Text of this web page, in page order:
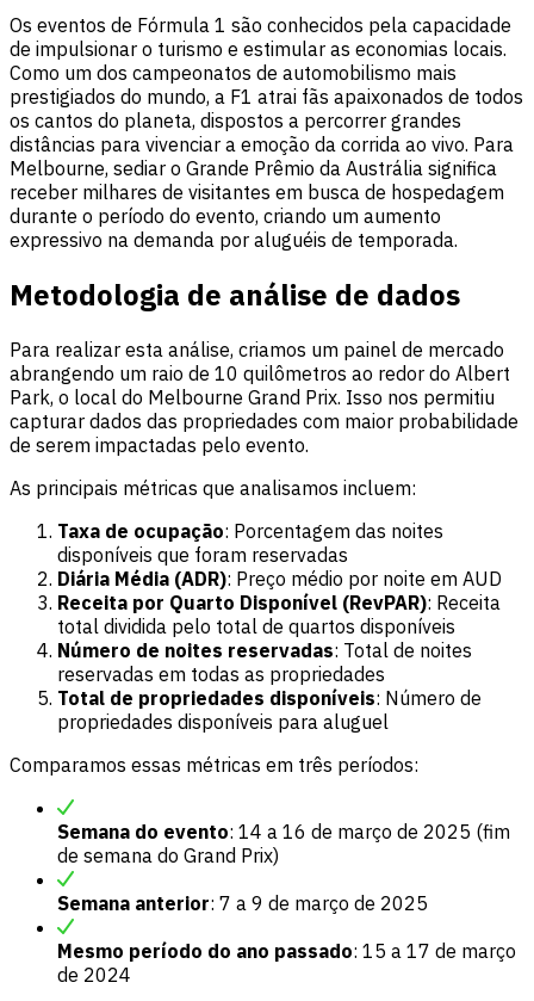
Os eventos de Fórmula 1 são conhecidos pela capacidade
de impulsionar o turismo e estimular as economias locais.
Como um dos campeonatos de automobilismo mais
prestigiados do mundo, a F1 atrai fãs apaixonados de todos
os cantos do planeta, dispostos a percorrer grandes
distâncias para vivenciar a emoção da corrida ao vivo. Para
Melbourne, sediar o Grande Prêmio da Austrália significa
receber milhares de visitantes em busca de hospedagem
durante o período do evento, criando um aumento
expressivo na demanda por aluguéis de temporada.
Metodologia de análise de dados
Para realizar esta análise, criamos um painel de mercado
abrangendo um raio de 10 quilômetros ao redor do Albert
Park, o local do Melbourne Grand Prix. Isso nos permitiu
capturar dados das propriedades com maior probabilidade
de serem impactadas pelo evento.
As principais métricas que analisamos incluem:
Taxa de ocupação: Porcentagem das noites
disponíveis que foram reservadas
Diária Média (ADR): Preço médio por noite em AUD
Receita por Quarto Disponível (RevPAR): Receita
total dividida pelo total de quartos disponíveis
Número de noites reservadas: Total de noites
reservadas em todas as propriedades
Total de propriedades disponíveis: Número de
propriedades disponíveis para aluguel
Comparamos essas métricas em três períodos:
Semana do evento: 14 a 16 de março de 2025 (fim
de semana do Grand Prix)
Semana anterior: 7 a 9 de março de 2025
Mesmo período do ano passado: 15 a 17 de março
de 2024